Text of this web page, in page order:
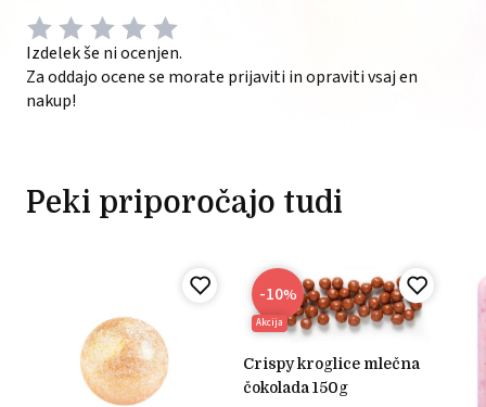
Izdelek še ni ocenjen.
Za oddajo ocene se morate prijaviti in opraviti vsaj en
nakup!
Peki priporočajo tudi
-10%
Akcija
crispy kroglice mlečna
čokolada 150g